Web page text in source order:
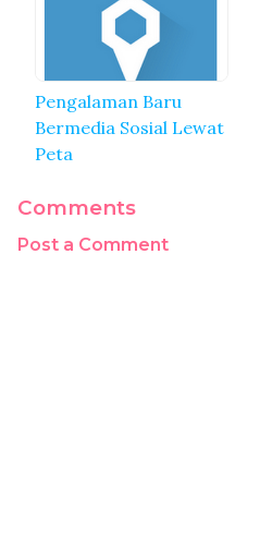
Pengalaman Baru
Bermedia Sosial Lewat
Peta
Comments
Post a Comment